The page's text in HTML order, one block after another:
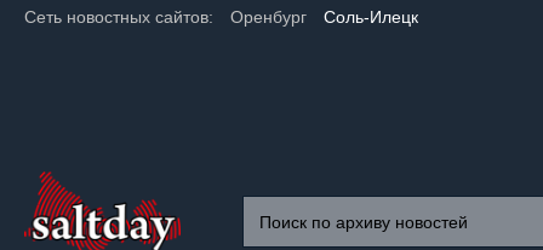
Сеть новостных сайтов: Оренбург Соль-Илецк